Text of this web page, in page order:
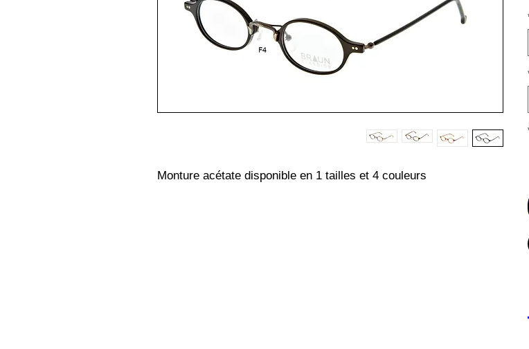
Monture acétate disponible en 1 tailles et 4 couleurs